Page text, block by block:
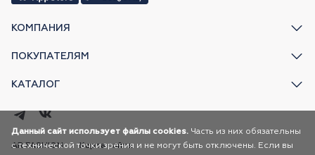
КОМПАНИЯ
ПОКУПАТЕЛЯМ
КАТАЛОГ
AR FASHION Карта сайта
Данный сайт использует файлы cookies. Часть из них обязательны
с технической точки зрения и не могут быть отключены. Если вы